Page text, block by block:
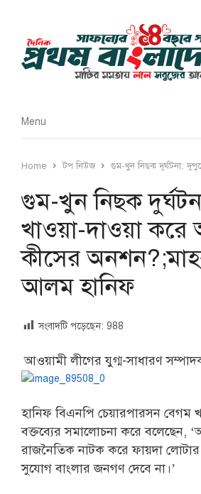
Menu
Menu
Home টপ নিউজ গুম-খুন নিছক দুর্ঘটনা:
গুম-খুন নিছক
খাওয়া-দাওয়া করে
কীসের
আলম হানিফ
সংবাদটি পড়েছেন: 988
আওয়ামী লীগের যুগ্ম-সাধারণ
হানিফ বিএনপি চেয়ারপারসন বেগম
বক্তব্যের সমালোচনা করে বলেছেন,
রাজনৈতিক নাটক করে ফায়দা লোটার
সুযোগ বাংলার জনগণ দেবে না।’